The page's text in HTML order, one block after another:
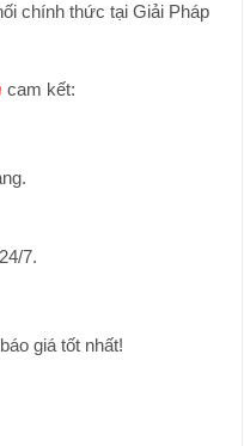
chính thức tại Giải Pháp
cam kết:
7.
giá tốt nhất!